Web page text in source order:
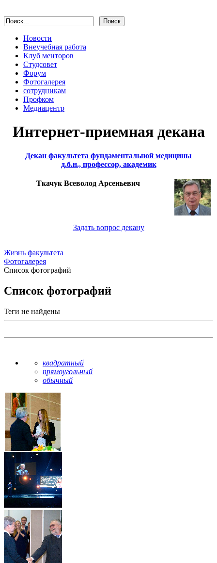
Новости
Внеучебная работа
Клуб менторов
Студсовет
Форум
Фотогалерея
сотрудникам
Профком
Медиацентр
Интернет-приемная декана
Декан факультета фундаментальной медицины
д.б.н., профессор, академик
Ткачук Всеволод Арсеньевич
Задать вопрос декану
Жизнь факультета
Фотогалерея
Список фотографий
Список фотографий
Теги не найдены
квадратный
прямоугольный
обычный